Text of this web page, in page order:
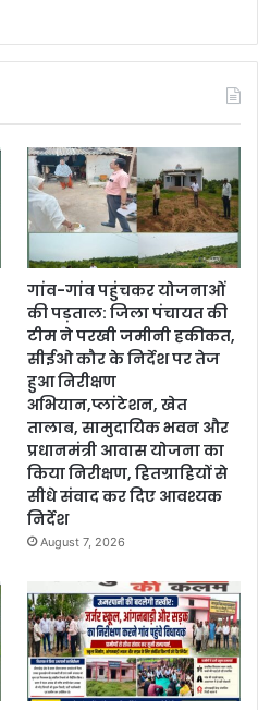
गांव-गांव पहुंचकर योजनाओं
की पड़ताल: जिला पंचायत की
टीम ने परखी जमीनी हकीकत,
सीईओ कौर के निर्देश पर तेज
हुआ निरीक्षण
अभियान,प्लांटेशन, खेत
तालाब, सामुदायिक भवन और
प्रधानमंत्री आवास योजना का
किया निरीक्षण, हितग्राहियों से
सीधे संवाद कर दिए आवश्यक
निर्देश
August 7, 2026